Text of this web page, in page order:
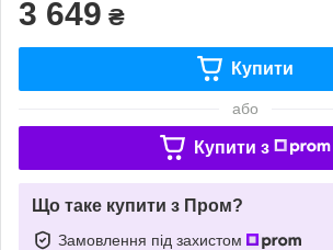
3 649 ₴
Купити
або
Купити з
Що таке купити з Пром?
Замовлення під захистом